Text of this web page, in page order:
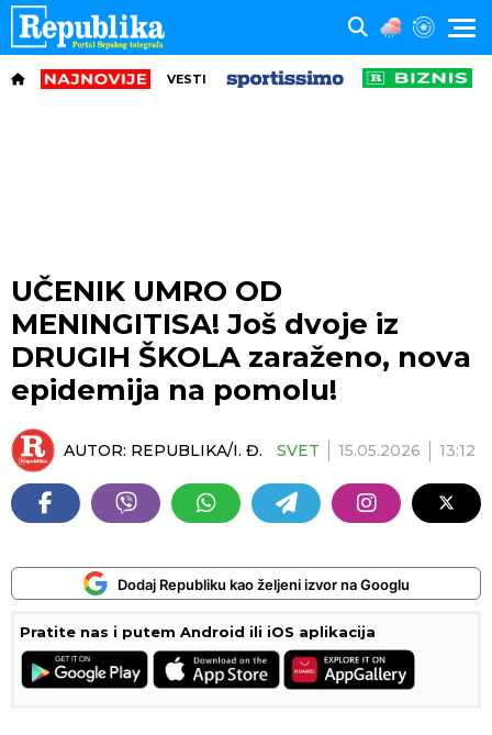
VESTI
UČENIK UMRO OD
MENINGITISA! Još dvoje iz
DRUGIH ŠKOLA zaraženo, nova
epidemija na pomolu!
AUTOR: REPUBLIKA/I. Đ. SVET 15.05.2026 13:12
Dodaj Republiku kao željeni izvor na Googlu
Pratite nas i putem Android ili iOS aplikacija